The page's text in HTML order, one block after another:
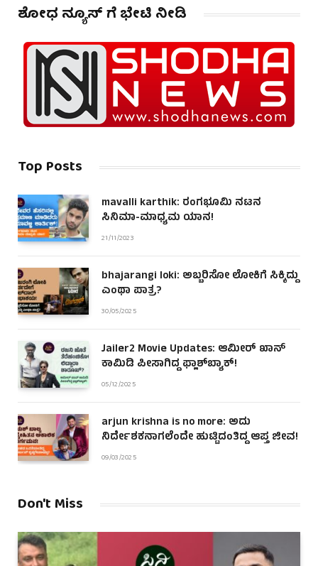
ಶೋಧ ನ್ಯೂಸ್ ಗೆ ಭೇಟಿ ನೀಡಿ
Top Posts
mavalli karthik: ರಂಗಭೂಮಿ ನಟನ
ಸಿನಿಮಾ-ಮಾಧ್ಯಮ ಯಾನ!
21/11/2023
bhajarangi loki: ಅಬ್ಬರಿಸೋ ಲೋಕಿಗೆ ಸಿಕ್ಕಿದ್ದು
ಎಂಥಾ ಪಾತ್ರ?
30/05/2025
Jailer2 Movie Updates: ಆಮೀರ್ ಖಾನ್
ಕಾಮಿಡಿ ಪೀಸಾಗಿದ್ದ ಫ್ಲಾಶ್‌ಬ್ಯಾಕ್!
05/12/2025
arjun krishna is no more: ಅದು
ನಿರ್ದೇಶಕನಾಗಲೆಂದೇ ಹುಟ್ಟಿದಂತಿದ್ದ ಆಪ್ತ ಜೀವ!
09/03/2025
Don't Miss